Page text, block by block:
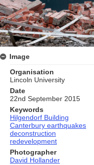
Image
Organisation
Lincoln University
Date
22nd September 2015
Keywords
Hilgendorf Building
Canterbury earthquakes
deconstruction
redevelopment
Photographer
David Hollander